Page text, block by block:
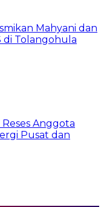
Mahyani dan
di Tolangohula
Anggota
Pusat dan